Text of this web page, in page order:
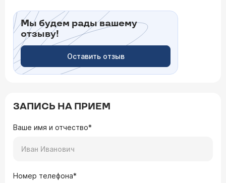
Мы будем рады вашему
отзыву!
Оставить отзыв
ЗАПИСЬ НА ПРИЕМ
Ваше имя и отчество*
Номер телефона*